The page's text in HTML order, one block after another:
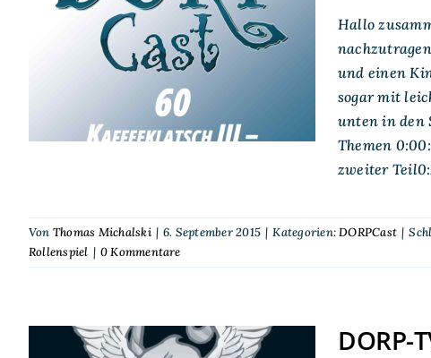
DORPCast 60:
Kaffeeklatsch III –
Götter, Ratten, wilde
Themen
Hallo
und einen
sogar mit
unten in den
Themen
zweiter
Von Thomas Michalski | 6. September 2015 | Kategorien:DORPCast |
Rollenspiel | 0 Kommentare
DORP-